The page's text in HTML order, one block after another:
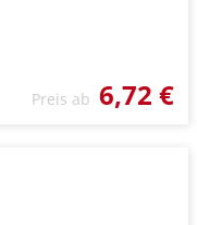
Preis ab 6,72 €